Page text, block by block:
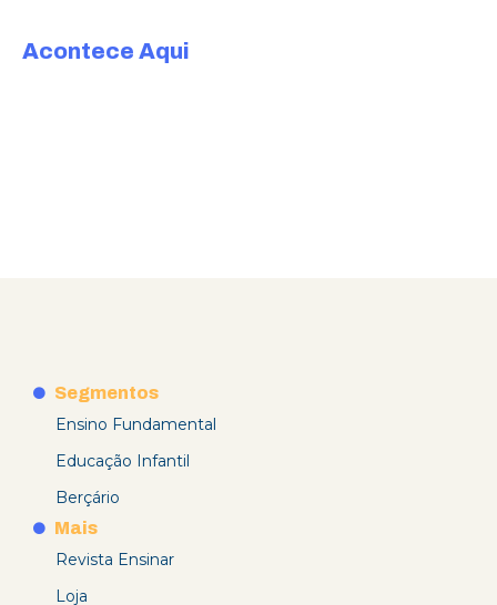
Acontece Aqui
Segmentos
Ensino Fundamental
Educação Infantil
Berçário
Mais
Revista Ensinar
Loja